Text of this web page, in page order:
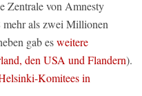
Zentrale von Amnesty
mehr als zwei Millionen
gab esweitere
den USA und Flandern).
Komitees in